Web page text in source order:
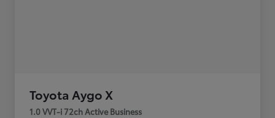
Toyota Aygo X
1.0 VVT-i 72ch Active Business